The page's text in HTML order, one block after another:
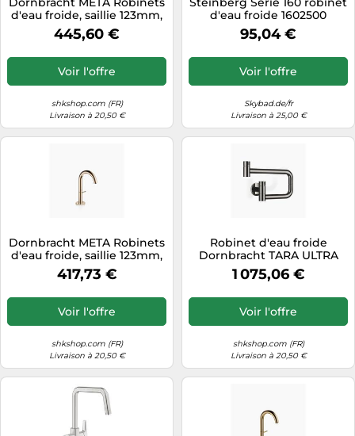
d'eau froide, saillie 123mm,
becs rigides, 17500662-42,
Couleur: bronze brossé
445,60 €
Voir l'offre
shkshop.com (FR)
Livraison à 20,50 €
d'eau froide 1602500
chromé, avec robinets en
céramique à 90 °
95,04 €
Voir l'offre
Skybad.de/fr
Livraison à 25,00 €
Dornbracht META Robinets
d'eau froide, saillie 123mm,
becs rigides, 17500662-26,
Couleur: Or clair
417,73 €
Voir l'offre
shkshop.com (FR)
Livraison à 20,50 €
Robinet d'eau froide
Dornbracht TARA ULTRA
Pot Filler, pivotant, portée
de 500 mm, 30805875-19,
1 075,06 €
Voir l'offre
shkshop.com (FR)
Livraison à 20,50 €